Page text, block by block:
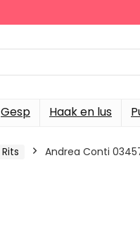
Gesp Haak en lus
Rits Andrea Conti